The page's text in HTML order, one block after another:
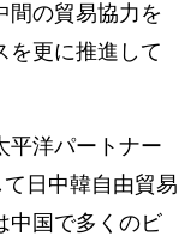
間の貿易協力を
を更に推進して
洋パートナー
日中韓自由貿易
中国で多くのビ